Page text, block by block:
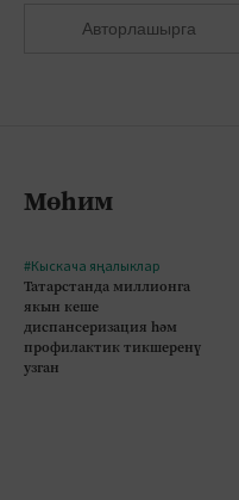
Авторлашырга
Мөһим
#Кыскача яңалыклар
Татарстанда миллионга
якын кеше
диспансеризация һәм
профилактик тикшеренү
узган